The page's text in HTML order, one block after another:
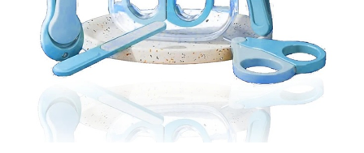
Masini batut stalpi si accesorii
Roabe & accesorii
Casute gradina si cutii depozitare
Corturi, Prelate si plase de